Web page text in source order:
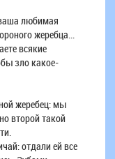
любимая
жеребца...
всякие
зло какое-
жеребец: мы
второй такой
отдали ей все